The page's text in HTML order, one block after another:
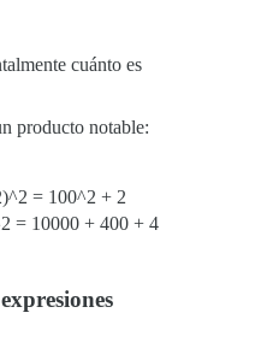
cuánto es
producto notable: